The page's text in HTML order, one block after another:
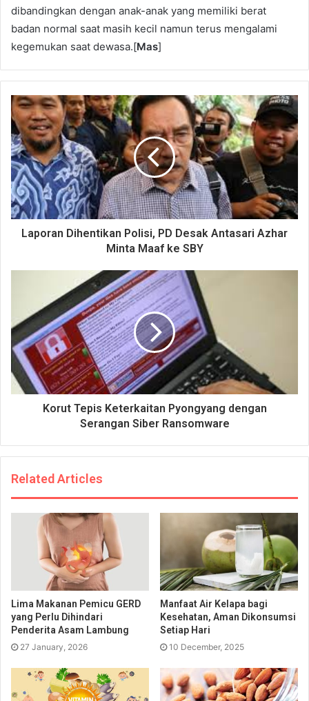
dibandingkan dengan anak-anak yang memiliki berat
badan normal saat masih kecil namun terus mengalami
kegemukan saat dewasa.[Mas]
Laporan Dihentikan Polisi, PD Desak Antasari Azhar
Minta Maaf ke SBY
Korut Tepis Keterkaitan Pyongyang dengan
Serangan Siber Ransomware
Related Articles
Lima Makanan Pemicu GERD
yang Perlu Dihindari
Penderita Asam Lambung
27 January, 2026
Manfaat Air Kelapa bagi
Kesehatan, Aman Dikonsumsi
Setiap Hari
10 December, 2025